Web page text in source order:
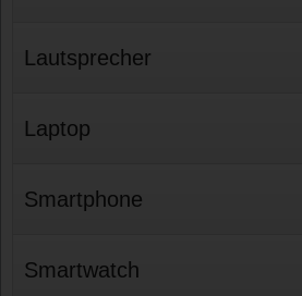
Lautsprecher
Laptop
Smartphone
Smartwatch